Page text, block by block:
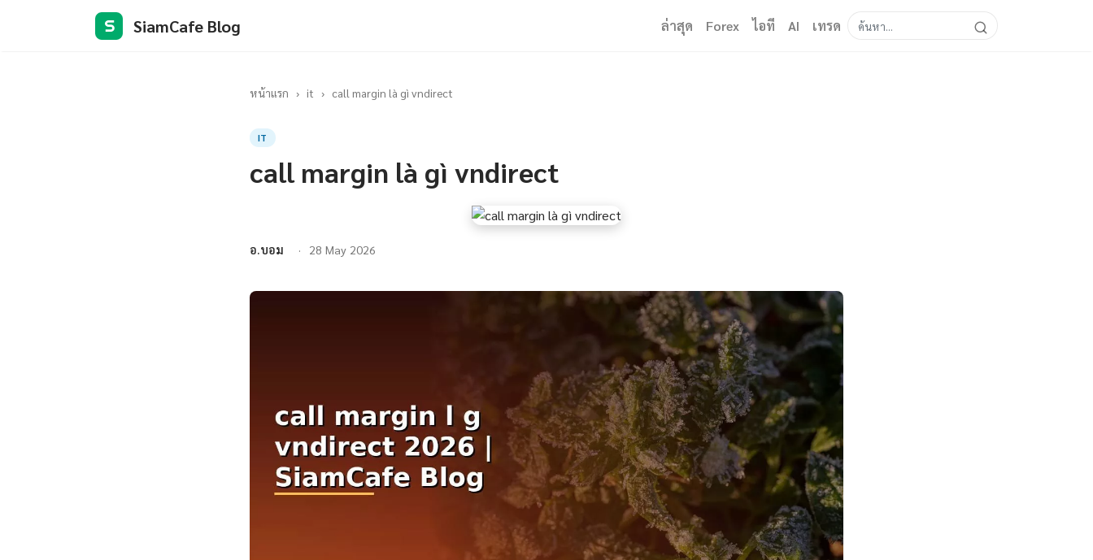
S SiamCafe Blog ล่าสุด Forex ไอที AI เทรด
หน้าแรก › it › call margin là gì vndirect
IT
call margin là gì vndirect
อ.บอม 28 May 2026